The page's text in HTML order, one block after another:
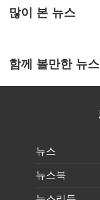
많이 본 뉴스
함께 볼만한 뉴스
뉴스
뉴스북